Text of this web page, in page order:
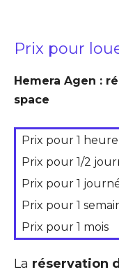
Prix pour
Hemera Agen :
space
Prix pour 1 heure
Prix pour 1/2
Prix pour 1
Prix pour 1
Prix pour 1 mois
La réservation